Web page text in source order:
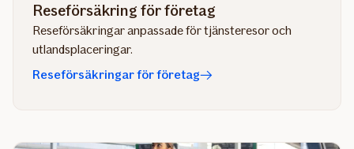
Reseförsäkring för företag
Reseförsäkringar anpassade för tjänsteresor och
utlandsplaceringar.
Reseförsäkringar för företag